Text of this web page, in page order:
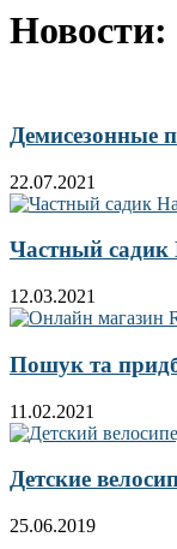
Новости:
Демисезонные
22.07.2021
Частный садик
12.03.2021
Пошук та
11.02.2021
Детские
25.06.2019